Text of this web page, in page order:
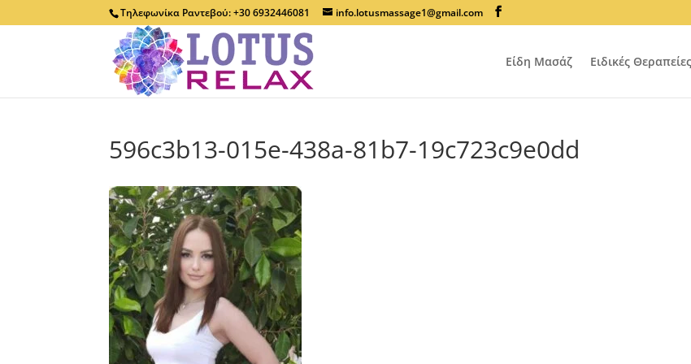
Τηλεφωνίκα Ραντεβού: +30 6932446081 info.lotusmassage1@gmail.com
Είδη Μασάζ Ειδικές Θεραπείες
596c3b13-015e-438a-81b7-19c723c9e0dd